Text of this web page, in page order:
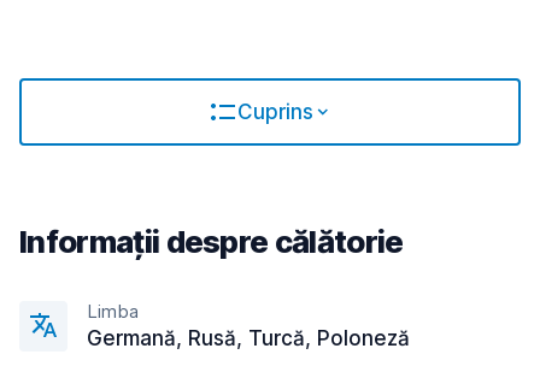
Cuprins
Informații despre călătorie
Limba
Germană, Rusă, Turcă, Poloneză